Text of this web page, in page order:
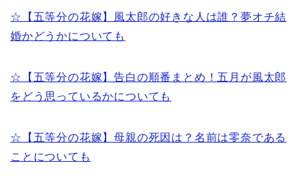
☆【五等分の花嫁】風太郎の好きな人は誰？夢オチ結
婚かどうかについても
☆【五等分の花嫁】告白の順番まとめ！五月が風太郎
をどう思っているかについても
☆【五等分の花嫁】母親の死因は？名前は零奈である
ことについても